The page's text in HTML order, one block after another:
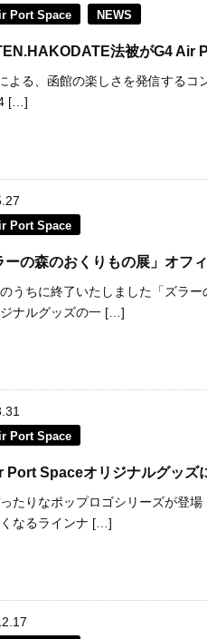
Port Space NEWS
法被がG4 Air
よる、函館の楽しさを発信するコ
[…]
Port Space
ーの森のおくりもの展」オ
うちに終了いたしました「ズラ
ナルグッズの一 […]
Port Space
Port Spaceオリジナルグッズ
たりなポップロゴシリーズが登
なるラインナ […]